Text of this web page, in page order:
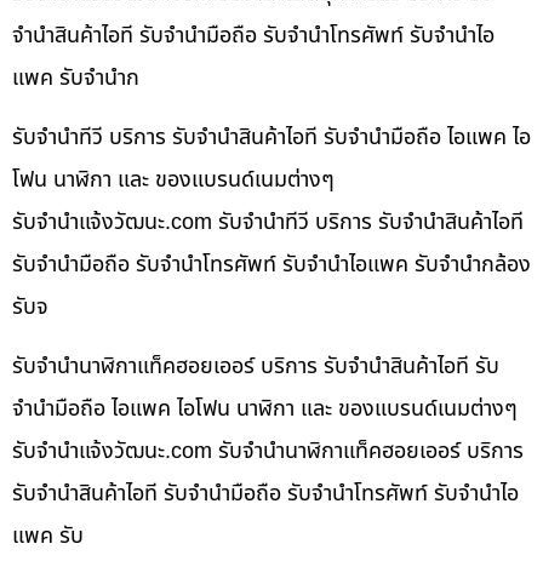
จำนำสินค้าไอที รับจำนำมือถือ รับจำนำโทรศัพท์ รับจำนำไอ
แพค รับจำนำก
รับจำนำทีวี บริการ รับจำนำสินค้าไอที รับจำนำมือถือ ไอแพค ไอ
โฟน นาฬิกา และ ของแบรนด์เนมต่างๆ
รับจํานําแจ้งวัฒนะ.com รับจำนำทีวี บริการ รับจำนำสินค้าไอที
รับจำนำมือถือ รับจำนำโทรศัพท์ รับจำนำไอแพค รับจำนำกล้อง
รับจ
รับจำนำนาฬิกาแท็คฮอยเออร์ บริการ รับจำนำสินค้าไอที รับ
จำนำมือถือ ไอแพค ไอโฟน นาฬิกา และ ของแบรนด์เนมต่างๆ
รับจํานําแจ้งวัฒนะ.com รับจำนำนาฬิกาแท็คฮอยเออร์ บริการ
รับจำนำสินค้าไอที รับจำนำมือถือ รับจำนำโทรศัพท์ รับจำนำไอ
แพค รับ